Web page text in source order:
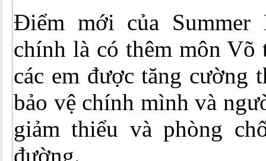
Điểm mới của Summer
chính là có thêm môn Võ
các em được tăng cường
bảo vệ chính mình và
giảm thiểu và phòng
đường.